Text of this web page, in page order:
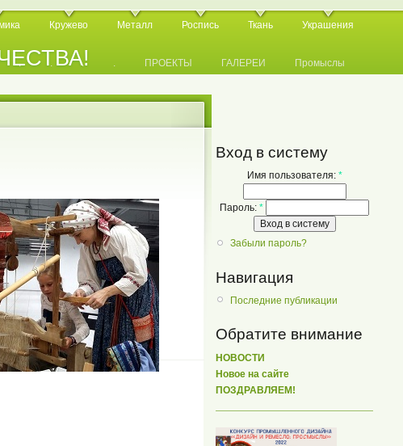
Кружево Металл Роспись Ткань Украшения
. . . . ПРОЕКТЫ ГАЛЕРЕИ Промыслы
Вход в систему
Имя пользователя: *
Пароль: *
Забыли пароль?
Навигация
Последние публикации
Обратите внимание
НОВОСТИ
Новое на сайте
ПОЗДРАВЛЯЕМ!